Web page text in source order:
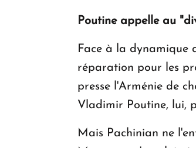
Poutine appelle au
Face à la dynamique
réparation pour les
presse l'Arménie de
Vladimir Poutine, lui,
Mais Pachinian ne